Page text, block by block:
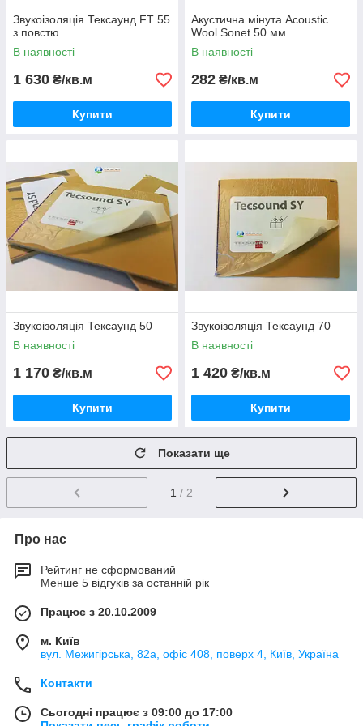
Звукоізоляція Тексаунд FT 55
з повстю
В наявності
1 630 ₴/кв.м
Купити
Акустична мінута Acoustic
Wool Sonet 50 мм
В наявності
282 ₴/кв.м
Купити
Звукоізоляція Тексаунд 50
В наявності
1 170 ₴/кв.м
Купити
Звукоізоляція Тексаунд 70
В наявності
1 420 ₴/кв.м
Купити
Показати ще
1 / 2
Про нас
Рейтинг не сформований
Менше 5 відгуків за останній рік
Працює з 20.10.2009
м. Київ
вул. Межигірська, 82а, офіс 408, поверх 4, Київ, Україна
Контакти
Сьогодні працює з 09:00 до 17:00